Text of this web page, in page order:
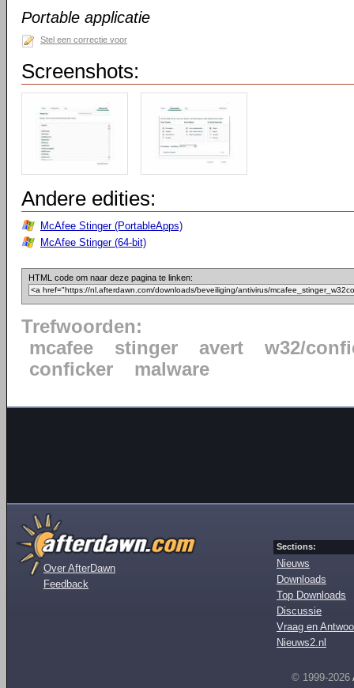
Portable applicatie
Stel een correctie voor
Screenshots:
Andere edities:
McAfee Stinger (PortableApps)
McAfee Stinger (64-bit)
HTML code om naar deze pagina te linken:
Trefwoorden:
mcafee
stinger avert
w32/
conficker
malware
Over AfterDawn
Feedback
Sections:
Nieuws
Downloads
Top Downloads
Discussie
Vraag en
Nieuws2.nl
© 1999-2026